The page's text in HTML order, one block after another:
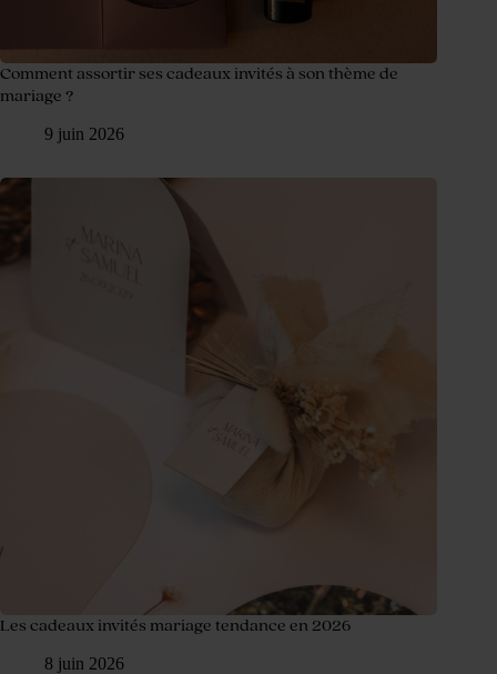
Comment assortir ses cadeaux invités à son thème de
mariage ?
9 juin 2026
Les cadeaux invités mariage tendance en 2026
8 juin 2026